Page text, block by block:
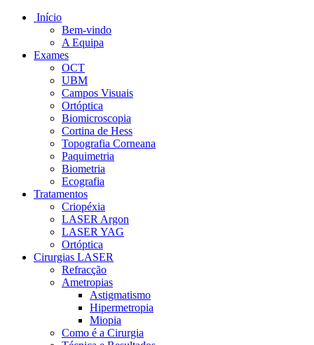
Início
Bem-vindo
A Equipa
Exames
OCT
UBM
Campos Visuais
Ortóptica
Biomicroscopia
Cortina de Hess
Topografia Corneana
Paquimetria
Biometria
Ecografia
Tratamentos
Criopéxia
LASER Argon
LASER YAG
Ortóptica
Cirurgias LASER
Refracção
Ametropias
Astigmatismo
Hipermetropia
Miopia
Como é a Cirurgia